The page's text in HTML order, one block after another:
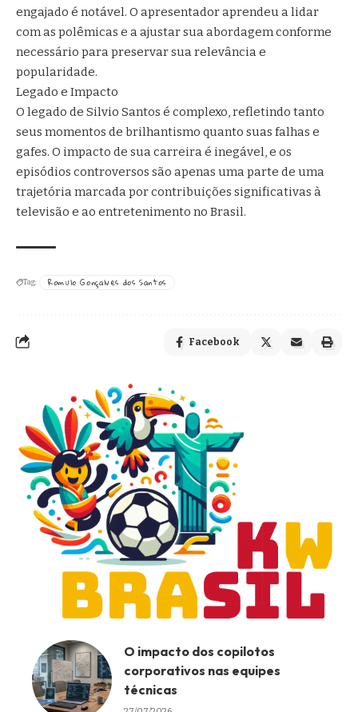
engajado é notável. O apresentador aprendeu a lidar
com as polêmicas e a ajustar sua abordagem conforme
necessário para preservar sua relevância e
popularidade.
Legado e Impacto
O legado de Silvio Santos é complexo, refletindo tanto
seus momentos de brilhantismo quanto suas falhas e
gafes. O impacto de sua carreira é inegável, e os
episódios controversos são apenas uma parte de uma
trajetória marcada por contribuições significativas à
televisão e ao entretenimento no Brasil.
Tag: Romulo Gonçalves dos Santos
Facebook
O impacto dos copilotos
corporativos nas equipes
técnicas